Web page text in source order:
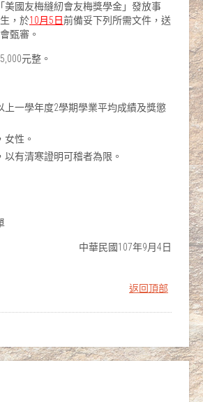
美國友梅縫紉會友梅獎學金」發放事
，於10月5 日前備妥下列所需文件，送
甄審。
元整。
上一學年度2學期學業平均成績及獎懲
女性。
以有清寒證明可稽者為限。
中華民國107年9月4日
返回頂部